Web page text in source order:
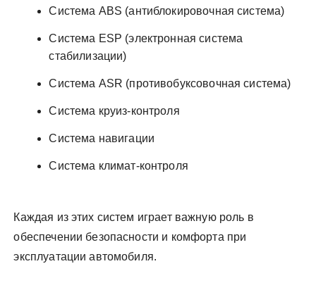
Система ABS (антиблокировочная система)
Система ESP (электронная система
стабилизации)
Система ASR (противобуксовочная система)
Система круиз-контроля
Система навигации
Система климат-контроля
Каждая из этих систем играет важную роль в
обеспечении безопасности и комфорта при
эксплуатации автомобиля.